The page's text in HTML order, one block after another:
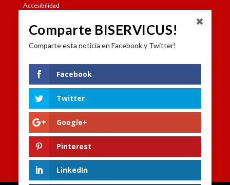
Accesibilidad
Política de cookies
Contacto
Formulario de contacto
Trabaja con nosotros
Canal de denuncias
Comparte BISERVICUS!
Comparte esta noticia en Facebook y Twitter!
Facebook
Twitter
Google+
Pinterest
LinkedIn